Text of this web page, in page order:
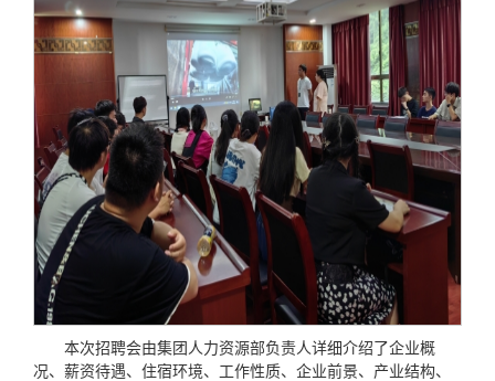
本次招聘会由集团人力资源部负责人详细介绍了企业概
况、薪资待遇、住宿环境、工作性质、企业前景、产业结构、